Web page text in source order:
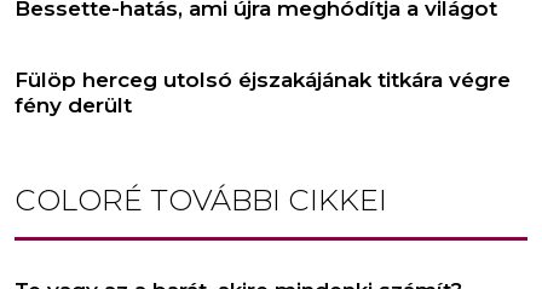
Bessette-hatás, ami újra meghódítja a világot
Fülöp herceg utolsó éjszakájának titkára végre
fény derült
COLORÉ TOVÁBBI CIKKEI